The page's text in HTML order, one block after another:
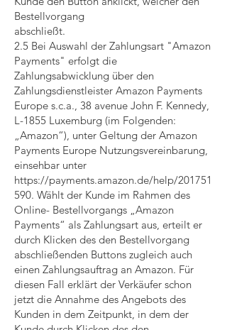
Bestellvorgang
abschließt.
2.5 Bei Auswahl der Zahlungsart "Amazon
Payments" erfolgt die
Zahlungsabwicklung über den
Zahlungsdienstleister Amazon Payments
Europe s.c.a., 38 avenue John F. Kennedy,
L-1855 Luxemburg (im Folgenden:
„Amazon“), unter Geltung der Amazon
Payments Europe Nutzungsvereinbarung,
einsehbar unter
https://payments.amazon.de/help/201751
590. Wählt der Kunde im Rahmen des
Online- Bestellvorgangs „Amazon
Payments“ als Zahlungsart aus, erteilt er
durch Klicken des den Bestellvorgang
abschließenden Buttons zugleich auch
einen Zahlungsauftrag an Amazon. Für
diesen Fall erklärt der Verkäufer schon
jetzt die Annahme des Angebots des
Kunden in dem Zeitpunkt, in dem der